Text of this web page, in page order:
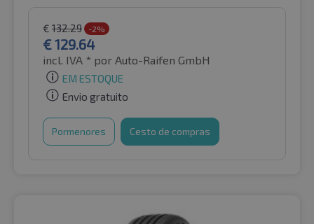
€ 132.29 -2%
€129.64
incl. IVA * por Auto-Raifen GmbH
EM ESTOQUE
Envio gratuito
Pormenores Cesto de compras